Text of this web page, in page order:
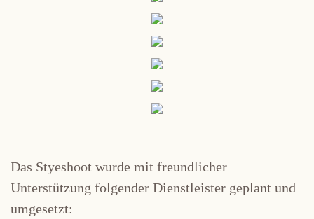
Das Styeshoot wurde mit freundlicher
Unterstützung folgender Dienstleister geplant und
umgesetzt: